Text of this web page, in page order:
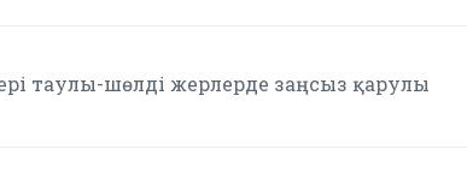
таулы-шөлді жерлерде заңсыз қарулы